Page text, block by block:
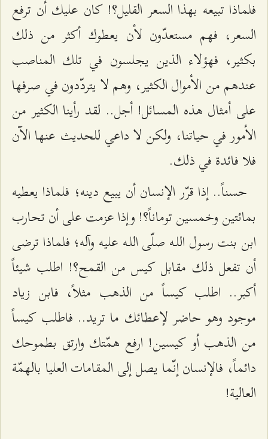
فلماذا تبيعه بهذا السعر القليل؟! كان عليك أن ترفع
السعر، فهم مستعدّون لأن يعطوك أكثر من ذلك
بكثير، فهؤلاء الذين يجلسون في تلك المناصب
عندهم من الأموال الكثير، وهم لا يتردّدون في صرفها
على أمثال هذه المسائل! أجل.. لقد رأينا الكثير من
الأمور في حياتنا، ولكن لا داعي للحديث عنها الآن
فلا فائدة في ذلك.
حسناً.. إذا قرّر الإنسان أن يبيع دينه؛ فلماذا يعطيه
بمائتين وخمسين توماناً؟! وإذا عزمت على أن تحارب
ابن بنت رسول اللـه صلّى اللـه عليه وآله؛ فلماذا ترضى
أن تفعل ذلك مقابل كيس من القمح؟! اطلب شيئاً
أكبر.. اطلب كيساً من الذهب مثلاً، فابن زياد
موجود وهو حاضر لإعطائك ما تريد.. فاطلب كيساً
من الذهب أو كيسين! ارفع همّتك وارتق بطموحك
دائماً، فالإنسان إنّما يصل إلى المقامات العليا بالهمّة
العالية!